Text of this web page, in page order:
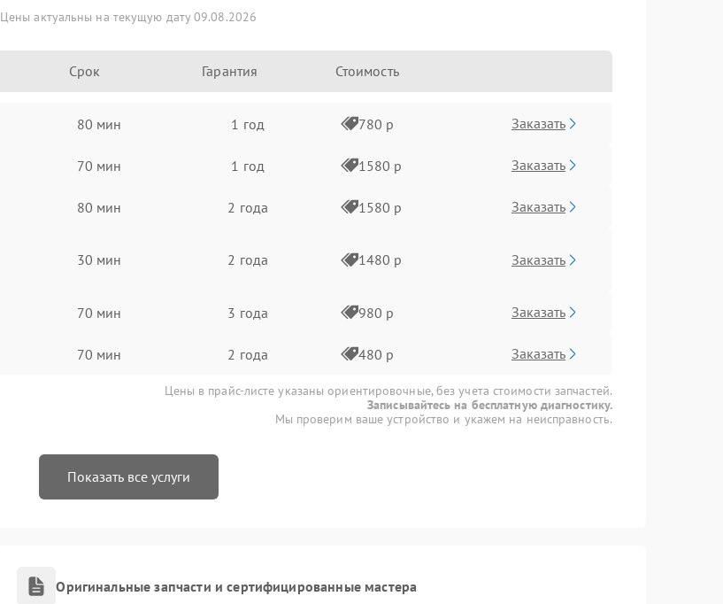
Цены актуальны на текущую дату 09.08.2026
Срок Гарантия Стоимость
80 мин 1 год 780 р Заказать
70 мин 1 год 1580 р Заказать
80 мин 2 года 1580 р Заказать
30 мин 2 года 1480 р Заказать
70 мин 3 года 980 р Заказать
70 мин 2 года 480 р Заказать
Цены в прайс-листе указаны ориентировочные, без учета стоимости запчастей.
Записывайтесь на бесплатную диагностику.
Мы проверим ваше устройство и укажем на неисправность.
Показать все услуги
Оригинальные запчасти и сертифицированные мастера